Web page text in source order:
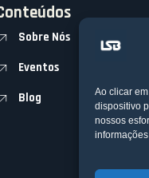
Ao clicar
dispositivo
nossos
Sobre Nós
Eventos
Blog